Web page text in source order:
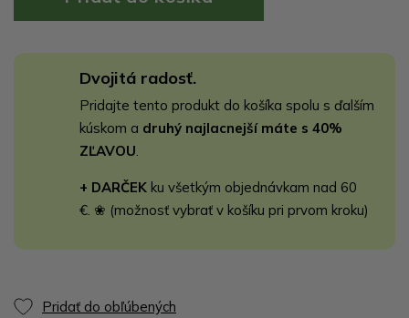
Dvojitá radosť.
Pridajte tento produkt do košíka spolu s ďalším
kúskom a druhý najlacnejší máte s 40%
ZĽAVOU
+ DARČEK ku všetkým objednávkam nad 60
€. ❀ (možnosť vybrať v košíku pri prvom kroku)
Pridať do obľúbených